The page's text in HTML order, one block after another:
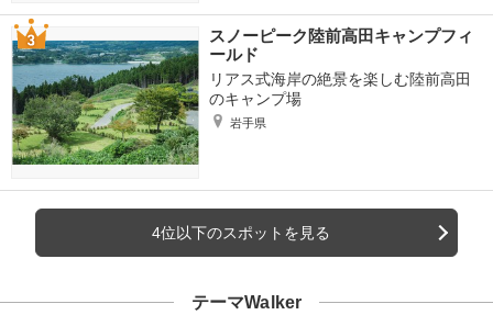
スノーピーク陸前高田キャンプフィ
ールド
リアス式海岸の絶景を楽しむ陸前高田
のキャンプ場
岩手県
4位以下のスポットを見る
テーマWalker